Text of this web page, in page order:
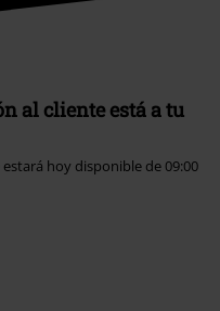
al cliente está a tu
hoy disponible de 09:00